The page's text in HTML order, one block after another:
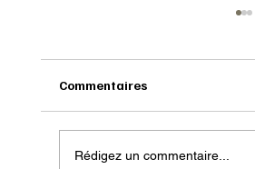
Commentaires
Rédigez un commentaire...